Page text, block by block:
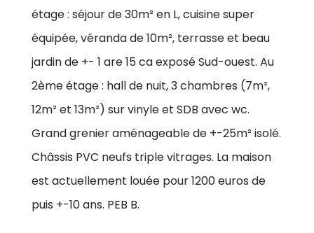
étage : séjour de 30m² en L, cuisine super
équipée, véranda de 10m², terrasse et beau
jardin de +- 1 are 15 ca exposé Sud-ouest. Au
2ème étage : hall de nuit, 3 chambres (7m²,
12m² et 13m²) sur vinyle et SDB avec wc.
Grand grenier aménageable de +-25m² isolé.
Châssis PVC neufs triple vitrages. La maison
est actuellement louée pour 1200 euros de
puis +-10 ans. PEB B.